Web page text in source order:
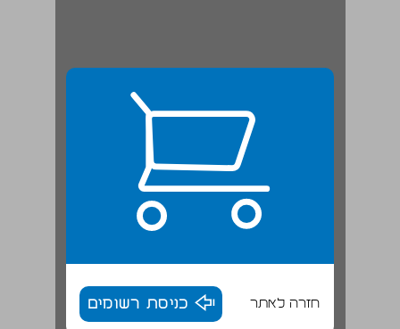
חזרה לאתר כניסת רשומים